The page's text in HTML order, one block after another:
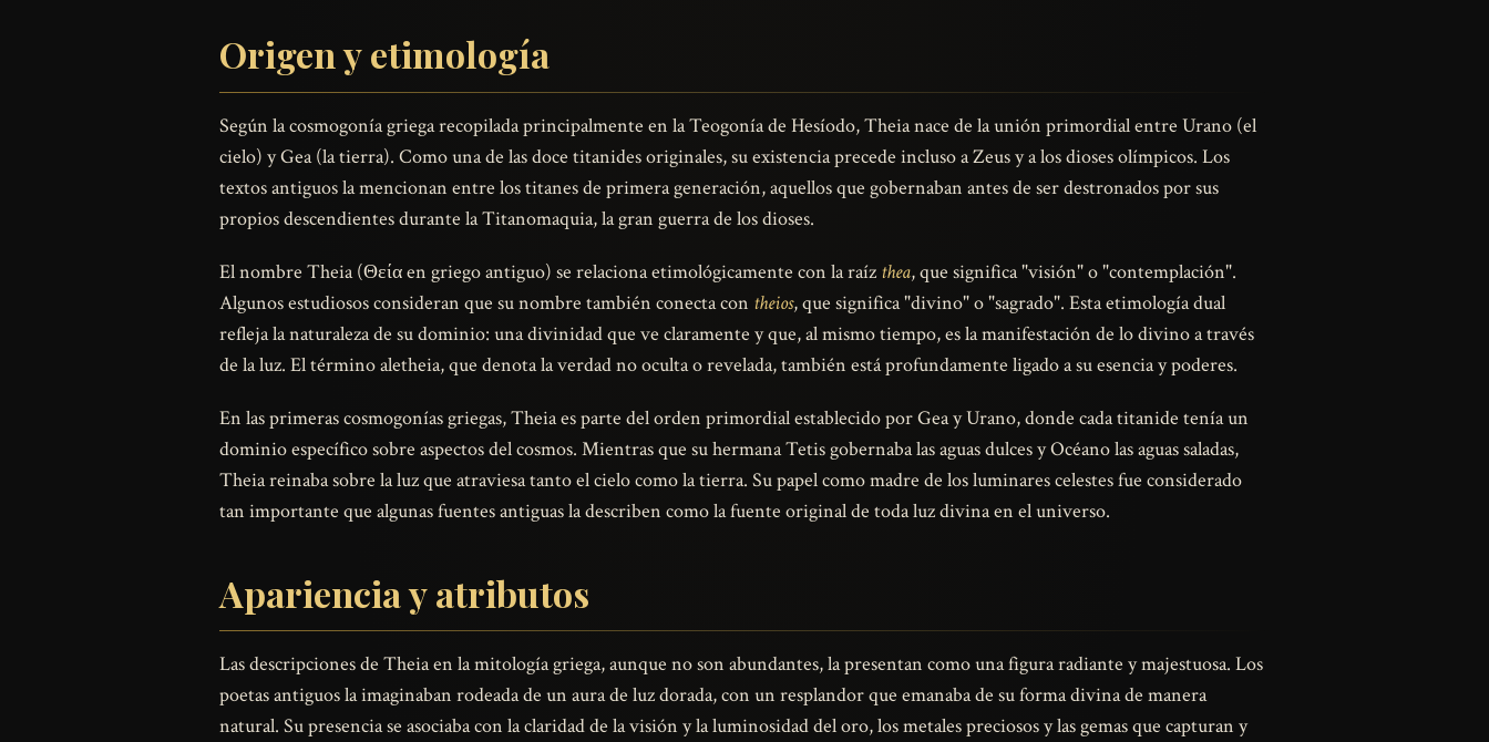
Origen y etimología
Según la cosmogonía griega recopilada principalmente en la Teogonía de Hesíodo, Theia nace de la unión primordial entre Urano (el
cielo) y Gea (la tierra). Como una de las doce titanides originales, su existencia precede incluso a Zeus y a los dioses olímpicos. Los
textos antiguos la mencionan entre los titanes de primera generación, aquellos que gobernaban antes de ser destronados por sus
propios descendientes durante la Titanomaquia, la gran guerra de los dioses.
El nombre Theia (Θεία en griego antiguo) se relaciona etimológicamente con la raíz thea, que significa "visión" o "contemplación".
Algunos estudiosos consideran que su nombre también conecta con theios, que significa "divino" o "sagrado". Esta etimología dual
refleja la naturaleza de su dominio: una divinidad que ve claramente y que, al mismo tiempo, es la manifestación de lo divino a través
de la luz. El término aletheia, que denota la verdad no oculta o revelada, también está profundamente ligado a su esencia y poderes.
En las primeras cosmogonías griegas, Theia es parte del orden primordial establecido por Gea y Urano, donde cada titanide tenía un
dominio específico sobre aspectos del cosmos. Mientras que su hermana Tetis gobernaba las aguas dulces y Océano las aguas saladas,
Theia reinaba sobre la luz que atraviesa tanto el cielo como la tierra. Su papel como madre de los luminares celestes fue considerado
tan importante que algunas fuentes antiguas la describen como la fuente original de toda luz divina en el universo.
Apariencia y atributos
Las descripciones de Theia en la mitología griega, aunque no son abundantes, la presentan como una figura radiante y majestuosa. Los
poetas antiguos la imaginaban rodeada de un aura de luz dorada, con un resplandor que emanaba de su forma divina de manera
natural. Su presencia se asociaba con la claridad de la visión y la luminosidad del oro, los metales preciosos y las gemas que capturan y